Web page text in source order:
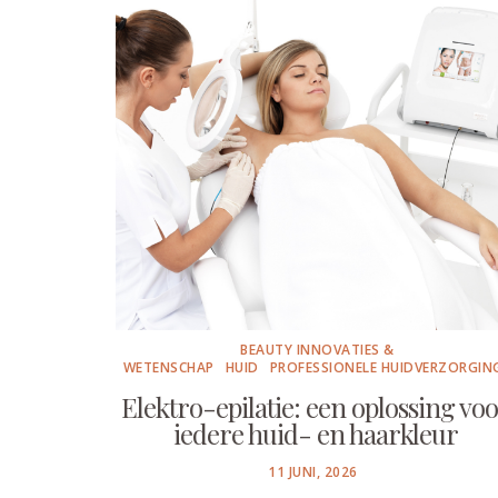
BEAUTY INNOVATIES &
WETENSCHAP
HUID PROFESSIONELE
Elektro-epilatie: een oplossing
iedere huid- en haarkleur
POSTED
11 JUNI, 2026